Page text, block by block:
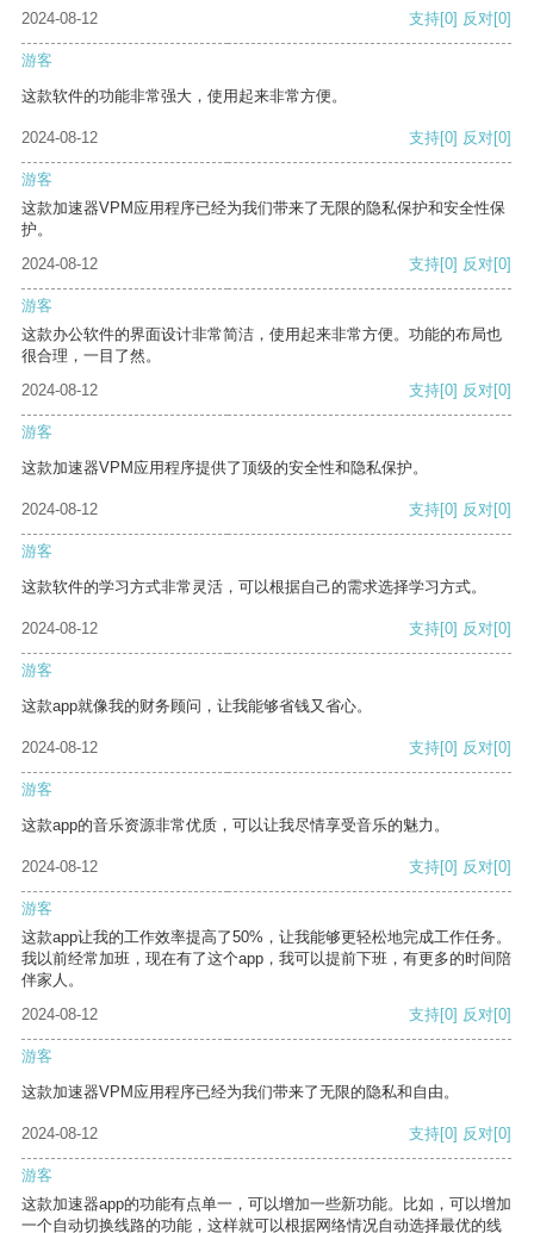
2024-08-12 支持[0] 反对[0]
游客
这款软件的功能非常强大，使用起来非常方便。
2024-08-12 支持[0] 反对[0]
游客
这款加速器VPM应用程序已经为我们带来了无限的隐私保护和安全性保
护。
2024-08-12
支持[0] 反对[0]
游客
这款办公软件的界面设计非常简洁，使用起来非常方便。功能的布局也
很合理，一目了然。
2024-08-12
支持[0] 反对[0]
游客
这款加速器VPM应用程序提供了顶级的安全性和隐私保护。
2024-08-12 支持[0] 反对[0]
游客
这款软件的学习方式非常灵活，可以根据自己的需求选择学习方式。
2024-08-12 支持[0] 反对[0]
游客
这款app就像我的财务顾问，让我能够省钱又省心。
2024-08-12 支持[0] 反对[0]
游客
这款app的音乐资源非常优质，可以让我尽情享受音乐的魅力。
2024-08-12 支持[0] 反对[0]
游客
这款app让我的工作效率提高了50%，让我能够更轻松地完成工作任务。
我以前经常加班，现在有了这个app，我可以提前下班，有更多的时间陪
伴家人。
2024-08-12
支持[0] 反对[0]
游客
这款加速器VPM应用程序已经为我们带来了无限的隐私和自由。
2024-08-12 支持[0] 反对[0]
游客
这款加速器app的功能有点单一，可以增加一些新功能。比如，可以增加
一个自动切换线路的功能，这样就可以根据网络情况自动选择最优的线